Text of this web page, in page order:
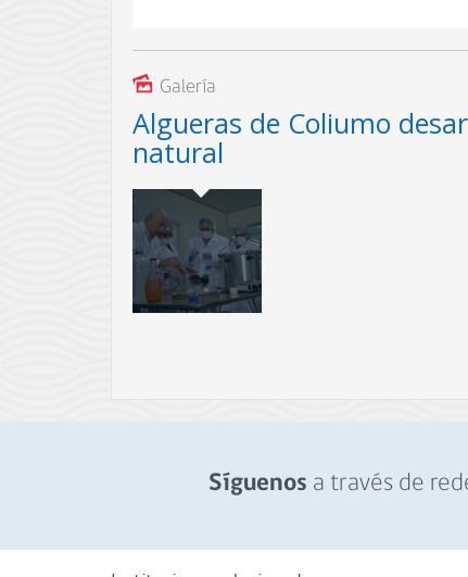
Galería
Algueras de Coliumo
natural
Organización tomecina recibió $72.339.000
Escalamiento Productivo para la Pesca
de habilitar un galpón como sala para
Chondracanthus chamissoi (Chicorea de
Síguenos a través de